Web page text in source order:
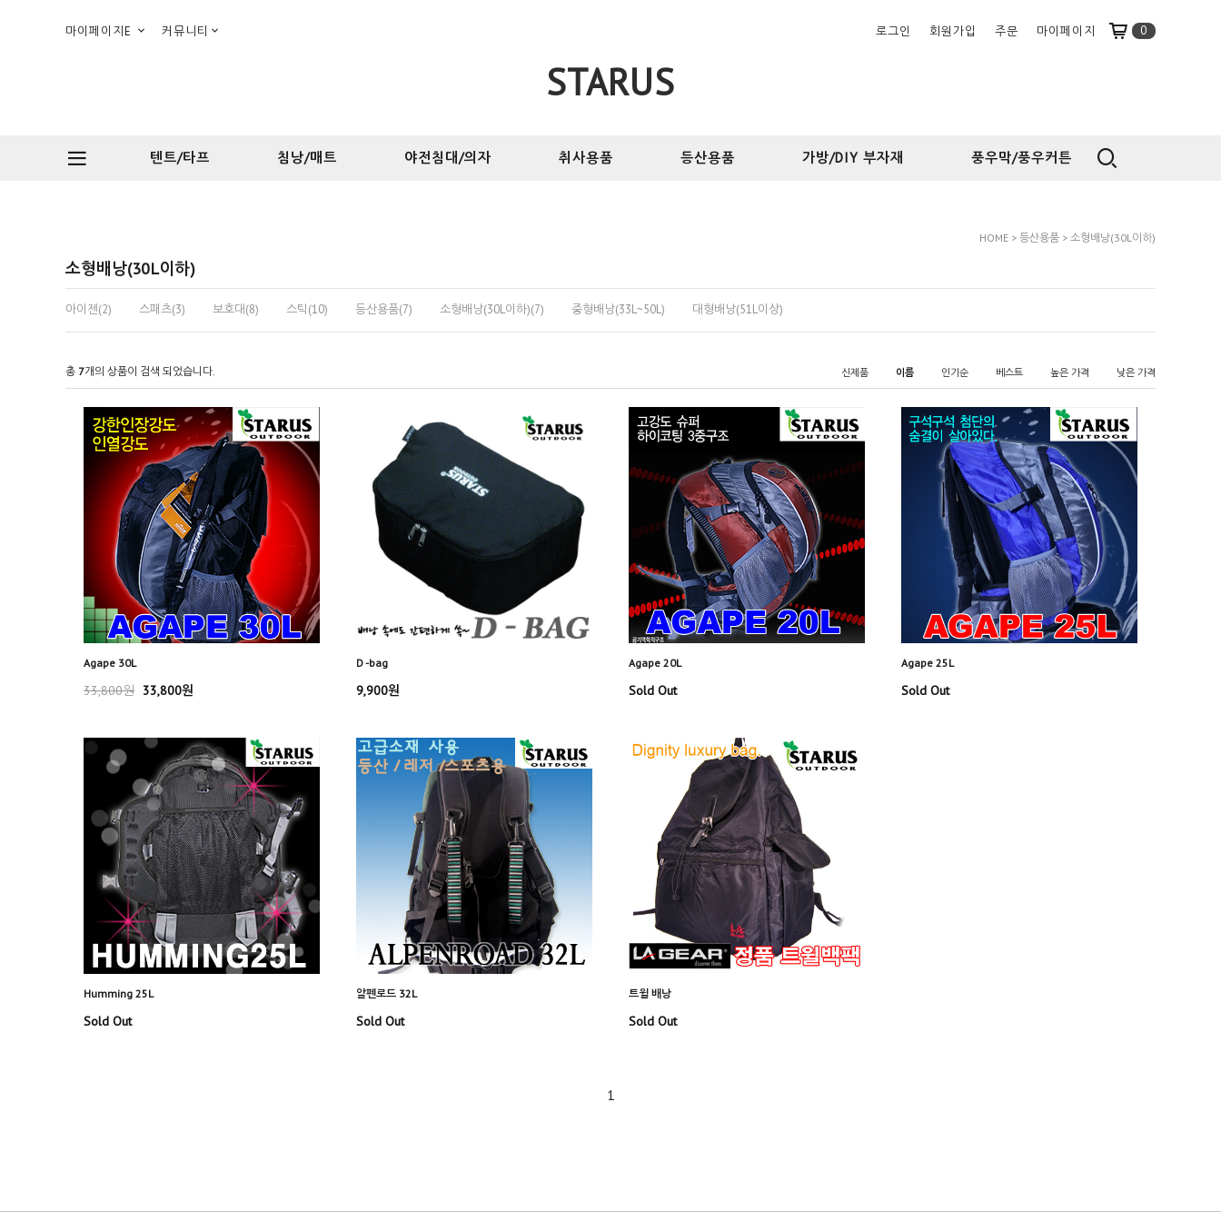
마이페이지E 커뮤니티 로그인 회원가입 주문 마이페이지 0
STARUS
텐트/타프 침낭/매트 야전침대/의자 취사용품 등산용품 가방/DIY 부자재 풍우막/풍우커튼
HOME > 등산용품 > 소형배낭(30L이하)
소형배낭(30L이하)
아이젠(2) 스패츠(3) 보호대(8) 스틱(10) 등산용품(7) 소형배낭(30L이하)(7) 중형배낭(33L~50L) 대형배낭(51L이상)
총 7개의 상품이 검색 되었습니다. 신제품 이름 인기순 베스트 높은 가격 낮은 가격
Agape 30L
33,800원 33,800원
D -bag
9,900원
Agape 20L
Sold Out
Agape 25L
Sold Out
Humming 25L
Sold Out
알펜로드 32L
Sold Out
트윌 배낭
Sold Out
1